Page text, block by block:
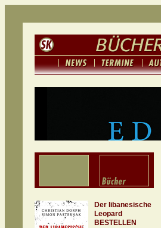
Der libanesische
Leopard
BESTELLEN